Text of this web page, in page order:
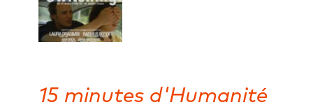
15 minutes d'Humanité